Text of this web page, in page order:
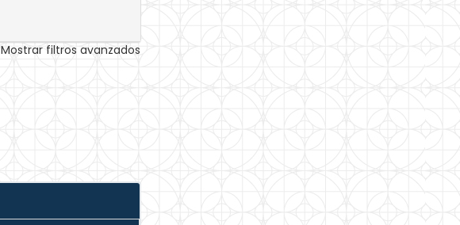
Mostrar filtros avanzados